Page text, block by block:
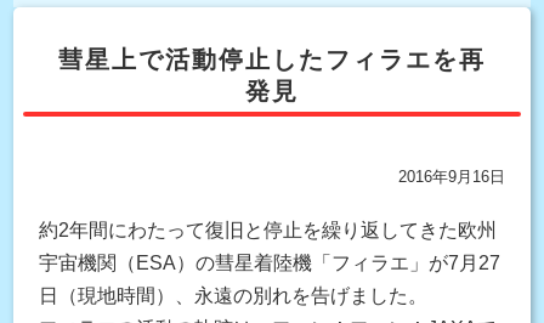
彗星上で活動停止したフィラエを再
発見
2016年9月16日
約2年間にわたって復旧と停止を繰り返してきた欧州
宇宙機関（ESA）の彗星着陸機「フィラエ」が7月27
日（現地時間）、永遠の別れを告げました。